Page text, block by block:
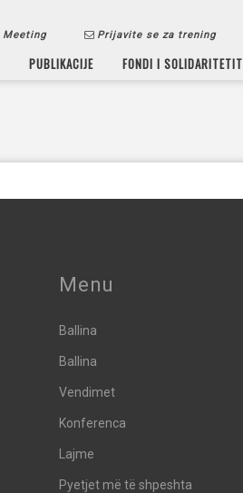
Meeting Prijavite se za trening
PUBLIKACIJE FONDI I SOLIDARITETIT
Menu
Ballina
Ballina
Vendimet
Konferenca
Lajme
Pyetjet më të shpeshta